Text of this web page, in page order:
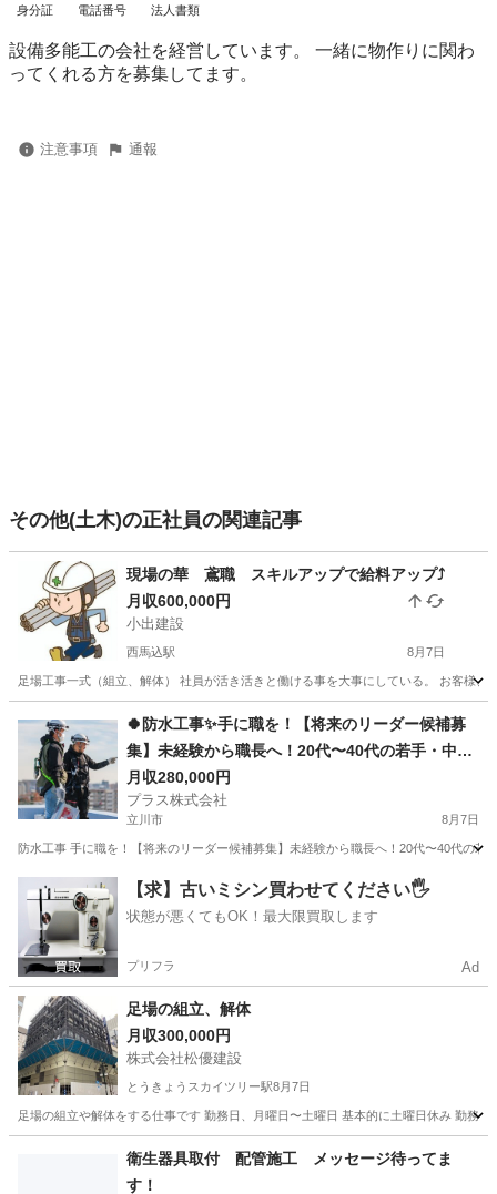
身分証 電話番号 法人書類
設備多能工の会社を経営しています。 一緒に物作りに関わ
ってくれる方を募集してます。
注意事項 通報
その他(土木)の正社員の関連記事
現場の華 鳶職 スキルアップで給料アップ⤴️
月収600,000円
小出建設
西馬込駅 8月7日
足場工事一式（組立、解体） 社員が活き活きと働ける事を大事にしている。 お客様
西馬込駅 鳶職 給料
🍀防水工事✨手に職を！【将来のリーダー候補募
集】未経験から職長へ！20代〜40代の若手・中堅
が主役の職場です✨
月収280,000円
プラス株式会社
立川市 8月7日
防水工事 手に職を！【将来のリーダー候補募集】未経験から職長へ！20代〜40代の
東京 立川市 その他 未経験
【求】古いミシン買わせてください🖐️
状態が悪くてもOK！最大限買取します
プリフラ Ad
足場の組立、解体
月収300,000円
株式会社松優建設
とうきょうスカイツリー駅8月7日
足場の組立や解体をする仕事です 勤務日、月曜日〜土曜日 基本的に土曜日休み 勤務
とうきょうスカイツリー駅 鳶職
衛生器具取付 配管施工 メッセージ待ってま
す！